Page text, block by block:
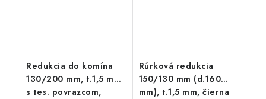
Redukcia do komína
130/200 mm, t.1,5 mm
s tes. povrazcom,
Rúrková redukcia
150/130 mm (d.160
mm), t.1,5 mm, čierna